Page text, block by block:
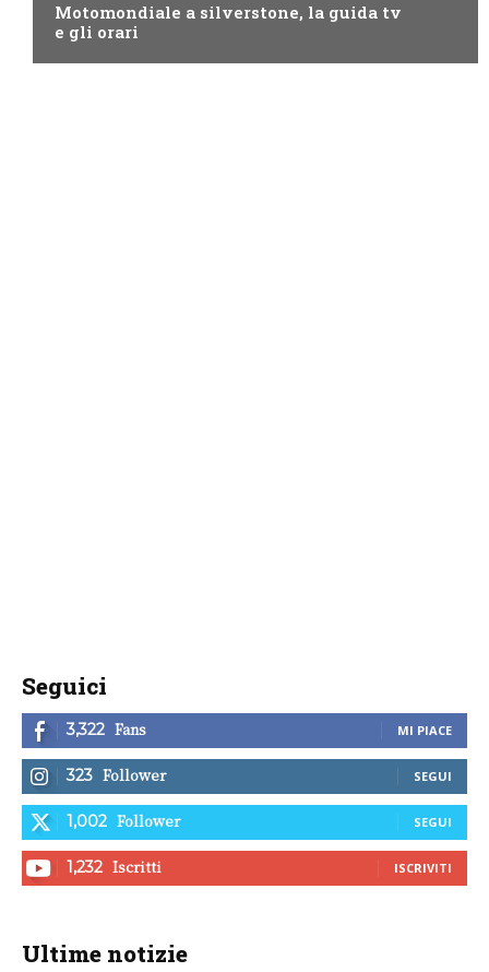
Motomondiale a silverstone, la guida tv
e gli orari
Seguici
3,322 Fans MI PIACE
323 Follower SEGUI
1,002 Follower SEGUI
1,232 Iscritti ISCRIVITI
Ultime notizie